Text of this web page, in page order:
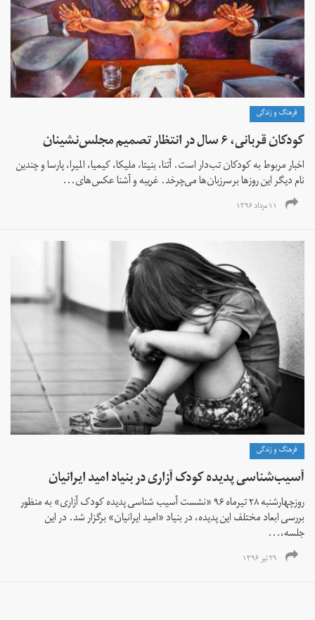
فرهنگ و زندگی
کودکان قربانی، ۶ سال در انتظار تصمیم مجلس‌نشینان
اخبار مربوط به کودکان تب‌دار است. آتنا، بنیتا، ملیکا، کیمیا، المیرا، پارسا و چندین
نام دیگر این روزها برسرزبان‌ها می‌چرخد. غریبه‌ و آشنا عکس‌های...
۱۱ مرداد ۱۳۹۶
فرهنگ و زندگی
آسیب‌شناسی پدیده کودک آزاری در بنیاد امید ایرانیان
روزچهارشنبه ۲۸ تیرماه ۹۶ «نشست آسیب شناسی پدیده کودک آزاری» به منظور
بررسی ابعاد مختلف این پدیده، در بنیاد «امید ایرانیان» برگزار شد. در این
جلسه،...
۲۹ تیر ۱۳۹۶